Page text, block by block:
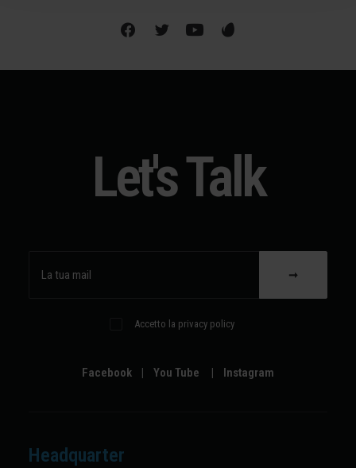
Let's Talk
Accetto la privacy policy
Facebook | You Tube | Instagram
Headquarter